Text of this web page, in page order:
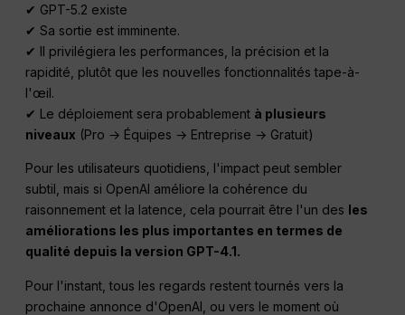
✔ GPT-5.2 existe
✔ Sa sortie est imminente.
✔ Il privilégiera les performances, la précision et la
rapidité, plutôt que les nouvelles fonctionnalités tape-à-
l'œil.
✔ Le déploiement sera probablement à plusieurs
niveaux (Pro → Équipes → Entreprise → Gratuit)
Pour les utilisateurs quotidiens, l'impact peut sembler
subtil, mais si OpenAI améliore la cohérence du
raisonnement et la latence, cela pourrait être l'un des les
améliorations les plus importantes en termes de
qualité depuis la version GPT-4.1.
Pour l'instant, tous les regards restent tournés vers la
prochaine annonce d'OpenAI, ou vers le moment où